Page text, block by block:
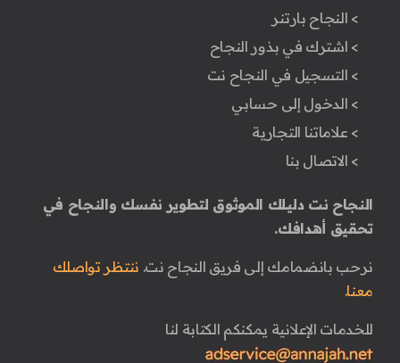
> النجاح بارتنر
> اشترك في بذور النجاح
> التسجيل في النجاح نت
> الدخول إلى حسابي
> علاماتنا التجارية
> الاتصال بنا
النجاح نت دليلك الموثوق لتطوير نفسك والنجاح في
تحقيق أهدافك.
نرحب بانضمامك إلى فريق النجاح نت. ننتظر تواصلك
معنا.
للخدمات الإعلانية يمكنكم الكتابة لنا